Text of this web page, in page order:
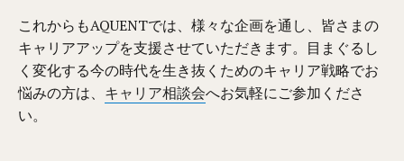
これからもAQUENTでは、様々な企画を通し、皆さまの
キャリアアップを支援させていただきます。目まぐるし
く変化する今の時代を生き抜くためのキャリア戦略でお
悩みの方は、 キャリア相談会へお気軽にご参加くださ
い。